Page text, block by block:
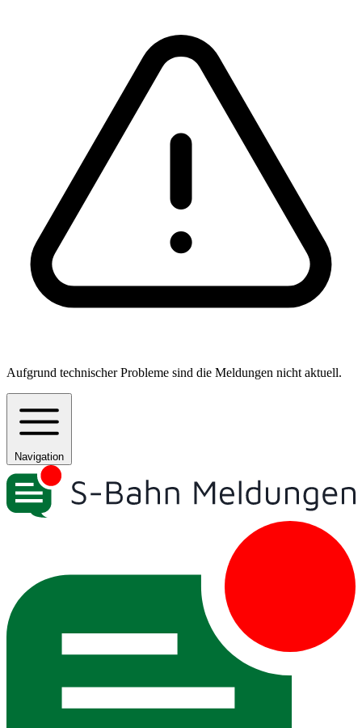
Aufgrund technischer Probleme sind die Meldungen nicht aktuell.
Navigation